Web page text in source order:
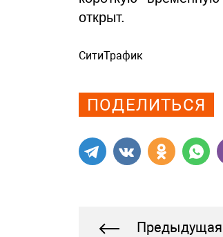
открыт.
СитиТрафик
ПОДЕЛИТЬСЯ
Предыдущая